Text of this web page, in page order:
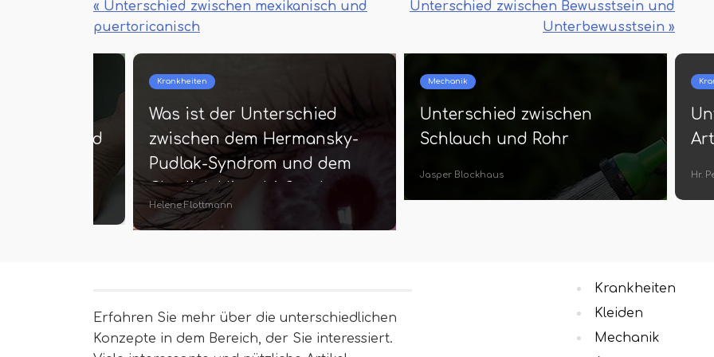
« Unterschied zwischen mexikanisch und
puertoricanisch
Unterschied zwischen Bewusstsein und
Unterbewusstsein »
und
Krankheiten
Was ist der Unterschied
zwischen dem Hermansky-
Pudlak-Syndrom und dem
Chediak Higashi-Syndrom
Helene Flottmann
Mechanik
Unterschied zwischen
Schlauch und Rohr
Jasper Blockhaus Hr.
Erfahren Sie mehr über die unterschiedlichen
Konzepte in dem Bereich, der Sie interessiert.
Krankheiten
Kleiden
Mechanik